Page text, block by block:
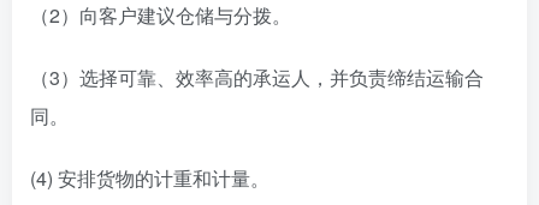
（2）向客户建议仓储与分拨。
（3）选择可靠、效率高的承运人，并负责缔结运输合
同。
(4) 安排货物的计重和计量。